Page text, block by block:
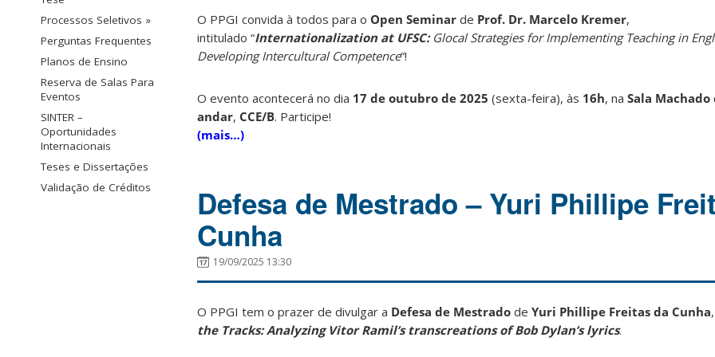
Processos Seletivos »
Perguntas Frequentes
Planos de Ensino
Reserva de Salas Para
Eventos
SINTER –
Oportunidades
Internacionais
Teses e Dissertações
Validação de Créditos
O PPGI convida à todos para o Open Seminar de Prof. Dr. Marcelo Kremer,
intitulado “Internationalization at UFSC: Glocal Strategies for Implementing Teaching in
Developing Intercultural Competence“!
O evento acontecerá no dia 17 de outubro de 2025 (sexta-feira), às 16h, na Sala Machado
andar, CCE/B. Participe!
(mais…)
Defesa de Mestrado – Yuri Phillipe
Cunha
19/09/2025 13:30
O PPGI tem o prazer de divulgar a Defesa de Mestrado de Yuri Phillipe Freitas da Cunha
the Tracks: Analyzing Vitor Ramil’s transcreations of Bob Dylan’s lyrics.